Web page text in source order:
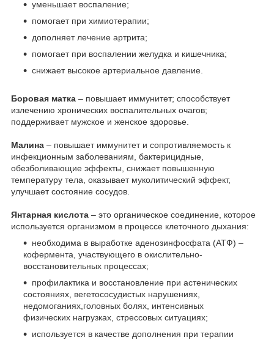
уменьшает воспаление;
помогает при химиотерапии;
дополняет лечение артрита;
помогает при воспалении желудка и кишечника;
снижает высокое артериальное давление.
Боровая матка – повышает иммунитет; способствует
излечению хронических воспалительных очагов;
поддерживает мужское и женское здоровье.
Малина – повышает иммунитет и сопротивляемость к
инфекционным заболеваниям, бактерицидные,
обезболивающие эффекты, снижает повышенную
температуру тела, оказывает муколитический эффект,
улучшает состояние сосудов.
Янтарная кислота – это органическое соединение, которое
используется организмом в процессе клеточного дыхания:
необходима в выработке аденозинфосфата (АТФ) –
кофермента, участвующего в окислительно-
восстановительных процессах;
профилактика и восстановление при астенических
состояниях, вегетососудистых нарушениях,
недомоганиях,головных болях, интенсивных
физических нагрузках, стрессовых ситуациях;
используется в качестве дополнения при терапии